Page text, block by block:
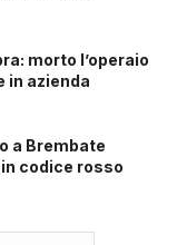
morto l’operaio
in azienda
a Brembate
codice rosso